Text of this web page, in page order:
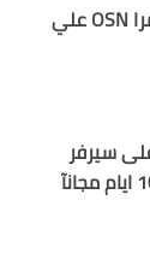
جميع ترددات الباقه الحمرا OSN علي
سيرفر